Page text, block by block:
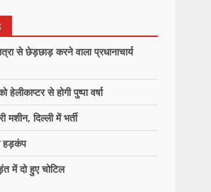
से छेड़छाड़ करने वाला प्रधानाचार्य
से होगी पुष्पा वर्षा
मशीन, दिल्ली में भर्ती
हड़कंप
में दो हुए चोटिल